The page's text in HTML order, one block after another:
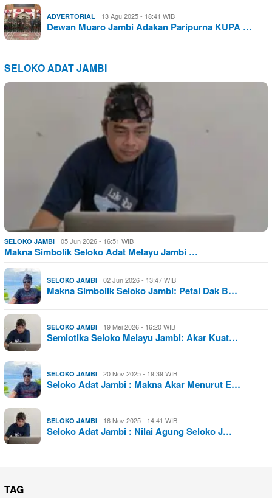
ADVERTORIAL 13 Agu 2025 - 18:41 WIB
Dewan Muaro Jambi Adakan Paripurna KUPA …
SELOKO ADAT JAMBI
SELOKO JAMBI 05 Jun 2026 - 16:51 WIB
Makna Simbolik Seloko Adat Melayu Jambi …
SELOKO JAMBI 02 Jun 2026 - 13:47 WIB
Makna Simbolik Seloko Jambi: Petai Dak B…
SELOKO JAMBI 19 Mei 2026 - 16:20 WIB
Semiotika Seloko Melayu Jambi: Akar Kuat…
SELOKO JAMBI 20 Nov 2025 - 19:39 WIB
Seloko Adat Jambi : Makna Akar Menurut E…
SELOKO JAMBI 16 Nov 2025 - 14:41 WIB
Seloko Adat Jambi : Nilai Agung Seloko J…
TAG